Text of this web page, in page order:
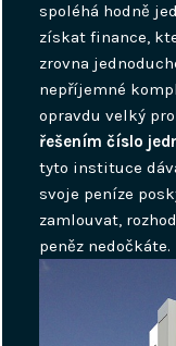
spoléhá hodně
získat finance,
zrovna
nepříjemné
opravdu velký
řešením číslo
tyto instituce
svoje peníze
zamlouvat,
peněz nedočkáte.